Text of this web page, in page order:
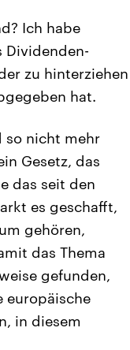
Ich habe
Dividenden-
zu hinterziehen
hat.
so nicht mehr
Gesetz, das
das seit den
es geschafft,
gehören,
das Thema
gefunden,
europäische
in diesem